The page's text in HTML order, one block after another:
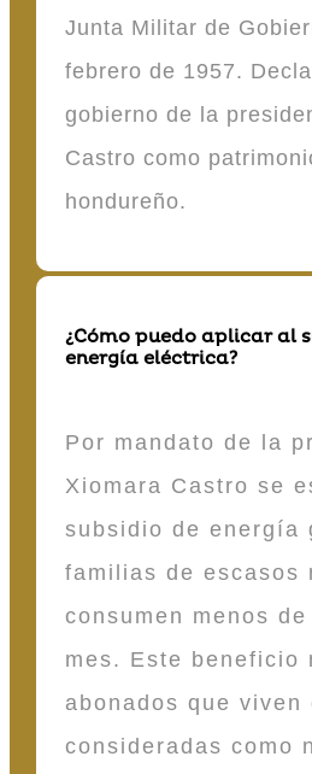
Junta Militar de
febrero de 1957.
gobierno de la
Castro como
hondureño.
¿Cómo puedo aplicar al
energía eléctrica?
Por mandato de la
Xiomara Castro se
subsidio de energía
familias de escasos
consumen menos
mes. Este beneficio
abonados que viven
consideradas como